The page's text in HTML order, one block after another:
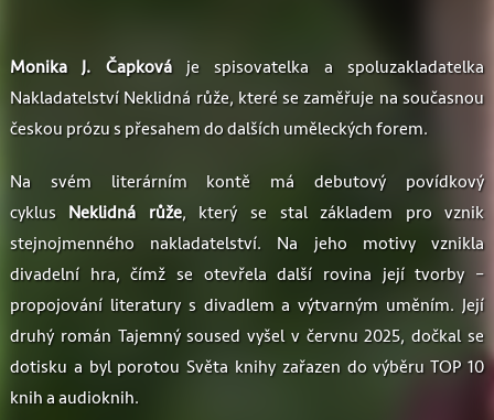
Monika J. Čapková je spisovatelka a spoluzakladatelka
Nakladatelství Neklidná růže, které se zaměřuje na současnou
českou prózu s přesahem do dalších uměleckých forem.
Na svém literárním kontě má debutový povídkový
cyklus Neklidná růže, který se stal základem pro vznik
stejnojmenného nakladatelství. Na jeho motivy vznikla
divadelní hra, čímž se otevřela další rovina její tvorby –
propojování literatury s divadlem a výtvarným uměním. Její
druhý román Tajemný soused vyšel v červnu 2025, dočkal se
dotisku a byl porotou Světa knihy zařazen do výběru TOP 10
knih a audioknih.